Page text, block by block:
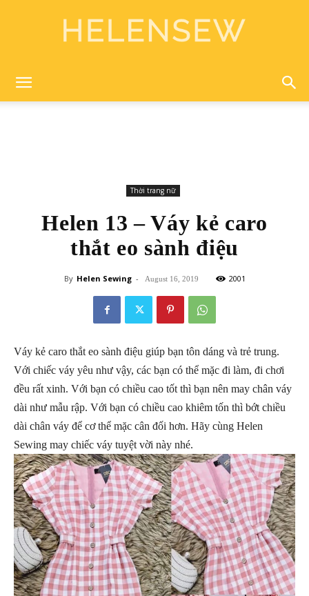
Thời trang nữ
Helen 13 – Váy kẻ caro
thắt eo sành điệu
By Helen Sewing - August 16, 2019 2001
Váy kẻ caro thắt eo sành điệu giúp bạn tôn dáng và trẻ trung.
Với chiếc váy yêu như vậy, các bạn có thể mặc đi làm, đi chơi
đều rất xinh. Với bạn có chiều cao tốt thì bạn nên may chân váy
dài như mẫu rập. Với bạn có chiều cao khiêm tốn thì bớt chiều
dài chân váy để cơ thể mặc cân đối hơn. Hãy cùng Helen
Sewing may chiếc váy tuyệt vời này nhé.